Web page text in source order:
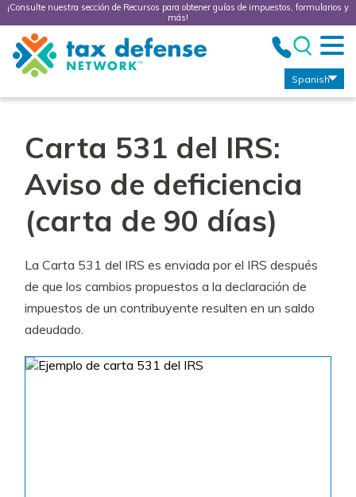
¡Consulte nuestra sección de Recursos para obtener guías de impuestos, formularios y
más!
Tax
Defense
Network
Spanish
Carta 531 del IRS:
Aviso de deficiencia
(carta de 90 días)
La Carta 531 del IRS es enviada por el IRS después
de que los cambios propuestos a la declaración de
impuestos de un contribuyente resulten en un saldo
adeudado.